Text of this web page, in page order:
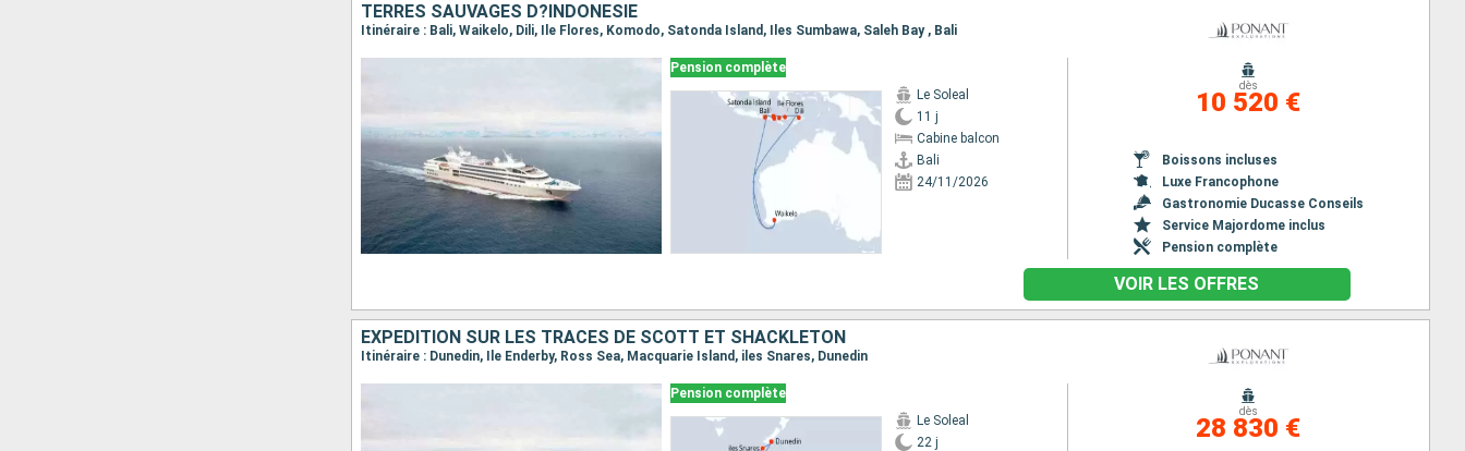
TERRES SAUVAGES D?INDONÉSIE
Itinéraire : Bali, Waikelo, Dili, Ile Flores, Komodo, Satonda Island, Iles Sumbawa, Saleh Bay , Bali
Pension complète
Le Soleal
11 j
Cabine balcon
Bali
24/11/2026
dès
10 520 €
Boissons incluses
Luxe Francophone
Gastronomie Ducasse Conseils
Service Majordome inclus
Pension complète
VOIR LES OFFRES
EXPÉDITION SUR LES TRACES DE SCOTT ET SHACKLETON
Itinéraire : Dunedin, Ile Enderby, Ross Sea, Macquarie Island, iles Snares, Dunedin
Pension complète
Le Soleal
22 j
dès
28 830 €